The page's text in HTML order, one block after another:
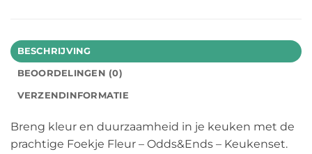
BESCHRIJVING
BEOORDELINGEN (0)
VERZENDINFORMATIE
Breng kleur en duurzaamheid in je keuken met de
prachtige Foekje Fleur – Odds&Ends – Keukenset.